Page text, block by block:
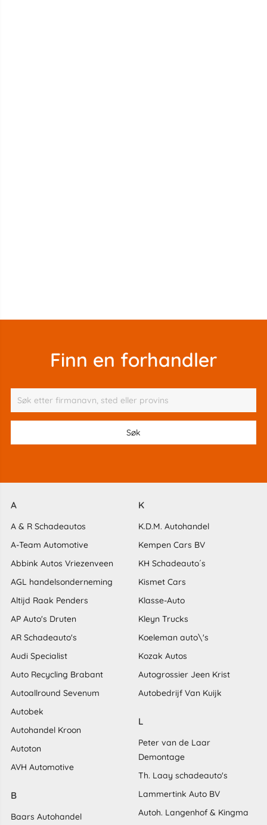
Finn en forhandler
A
A & R Schadeautos
A-Team Automotive
Abbink Autos Vriezenveen
AGL handelsonderneming
Altijd Raak Penders
AP Auto's Druten
AR Schadeauto's
Audi Specialist
Auto Recycling Brabant
Autoallround Sevenum
Autobek
Autohandel Kroon
Autoton
AVH Automotive
B
Baars Autohandel
K
K.D.M. Autohandel
Kempen Cars BV
KH Schadeauto´s
Kismet Cars
Klasse-Auto
Kleyn Trucks
Koeleman auto\'s
Kozak Autos
Autogrossier Jeen Krist
Autobedrijf Van Kuijk
L
Peter van de Laar
Demontage
Th. Laay schadeauto's
Lammertink Auto BV
Autoh. Langenhof & Kingma